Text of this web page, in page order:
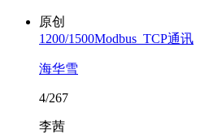
原创
1200/1500Modbus_TCP通讯
海华雪
4/267
李茜